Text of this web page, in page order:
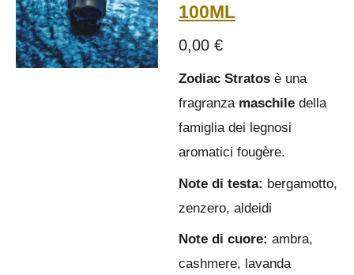
100ML
0,00 €
Zodiac Stratos è una
fragranza maschile della
famiglia dei legnosi
aromatici fougère.
Note di testa: bergamotto,
zenzero, aldeidi
Note di cuore: ambra,
cashmere, lavanda